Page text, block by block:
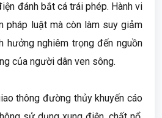
đánh bắt cá trái phép. Hành vi
pháp luật mà còn làm suy giảm
hưởng nghiêm trọng đến nguồn
của người dân ven sông.
thông đường thủy khuyến cáo